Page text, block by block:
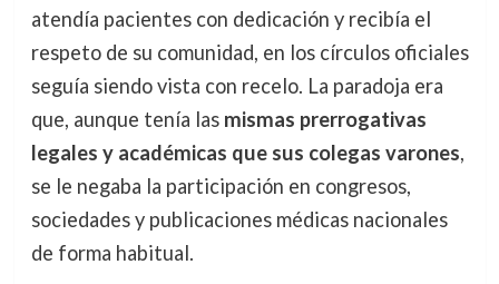
atendía pacientes con dedicación y recibía el
respeto de su comunidad, en los círculos oficiales
seguía siendo vista con recelo. La paradoja era
que, aunque tenía las mismas prerrogativas
legales y académicas que sus colegas varones,
se le negaba la participación en congresos,
sociedades y publicaciones médicas nacionales
de forma habitual.